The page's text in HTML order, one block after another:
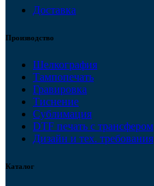
Доставка
Производство
Шелкография
Тампопечать
Гравировка
Тиснение
Сублимация
DTF печать с трансфером
Дизайн и тех. требования
Каталог